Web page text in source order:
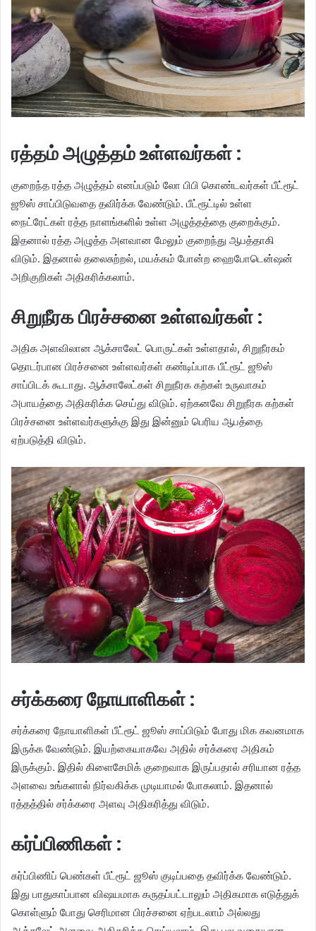
ரத்தம் அழுத்தம் உள்ளவர்கள் :
குறைந்த ரத்த அழுத்தம் எனப்படும் லோ பிபி கொண்டவர்கள் பீட்ரூட்
ஜூஸ் சாப்பிடுவதை தவிர்க்க வேண்டும். பீட்ரூட்டில் உள்ள
நைட்ரேட்கள் ரத்த நாளங்களில் உள்ள அழுத்தத்தை குறைக்கும்.
இதனால் ரத்த அழுத்த அளவான மேலும் குறைந்து ஆபத்தாகி
விடும். இதனால் தலைசுற்றல், மயக்கம் போன்ற ஹைபோடென்ஷன்
அறிகுறிகள் அதிகரிக்கலாம்.
சிறுநீரக பிரச்சனை உள்ளவர்கள் :
அதிக அளவிலான ஆக்சாலேட் பொருட்கள் உள்ளதால், சிறுநீரகம்
தொடர்பான பிரச்சனை உள்ளவர்கள் கண்டிப்பாக பீட்ரூட் ஜூஸ்
சாப்பிடக் கூடாது. ஆக்சாலேட்கள் சிறுநீரக கற்கள் உருவாகம்
அபாயத்தை அதிகரிக்க செய்து விடும். ஏற்கனவே சிறுநீரக கற்கள்
பிரச்சனை உள்ளவர்களுக்கு இது இன்னும் பெரிய ஆபத்தை
ஏற்படுத்தி விடும்.
சர்க்கரை நோயாளிகள் :
சர்க்கரை நோயாளிகள் பீட்ரூட் ஜூஸ் சாப்பிடும் போது மிக கவனமாக
இருக்க வேண்டும். இயற்கையாகவே அதில் சர்க்கரை அதிகம்
இருக்கும். இதில் கிளைசேமிக் குறைவாக இருப்பதால் சரியான ரத்த
அளவை உங்களால் நிர்வகிக்க முடியாமல் போகலாம். இதனால்
ரத்தத்தில் சர்க்கரை அளவு அதிகரித்து விடும்.
கர்ப்பிணிகள் :
கர்ப்பிணிப் பெண்கள் பீட்ரூட் ஜூஸ் குடிப்பதை தவிர்க்க வேண்டும்.
இது பாதுகாப்பான விஷயமாக கருதப்பட்டாலும் அதிகமாக எடுத்துக்
கொள்ளும் போது செரிமான பிரச்சனை ஏற்படலாம் அல்லது